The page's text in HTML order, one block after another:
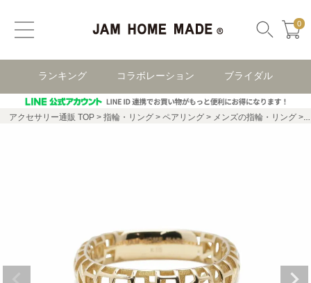
0
ランキング コラボレーション ブライダル
アクセサリー通販 TOP 指輪・リング ペアリング メンズの指輪・リング